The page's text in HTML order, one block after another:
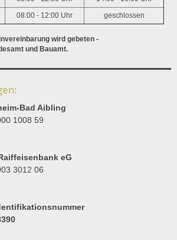
08:00 - 12:00 Uhr geschlossen
wird gebeten -
und Bauamt.
Bad Aibling
1008 59
eG
3012 06